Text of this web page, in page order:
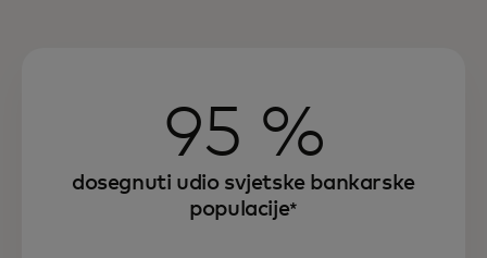
95 %
dosegnuti udio svjetske bankarske
populacije*